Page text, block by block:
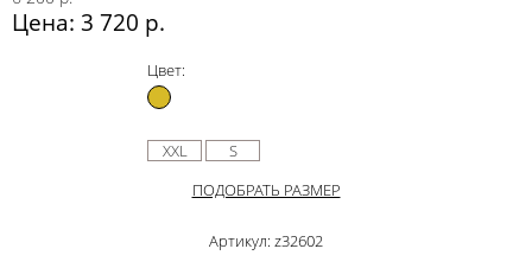
Цена: 3 720 р.
Цвет:
XXL
S
ПОДОБРАТЬ РАЗМЕР
Артикул: z32602